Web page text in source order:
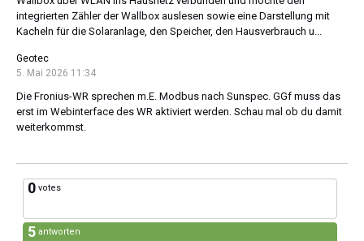
integrierten Zähler der Wallbox auslesen sowie eine Darstellung mit
Kacheln für die Solaranlage, den Speicher, den Hausverbrauch u...
Geotec
5. Mai 2026 11:34
Die Fronius-WR sprechen m.E. Modbus nach Sunspec. GGf muss das
erst im Webinterface des WR aktiviert werden. Schau mal ob du damit
weiterkommst.
0 votes
5 antworten